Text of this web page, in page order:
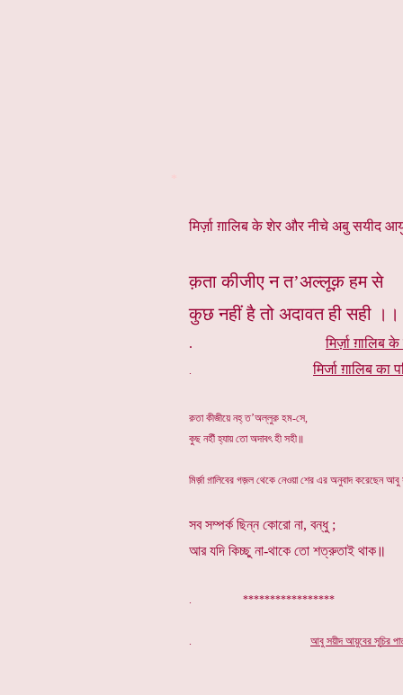
मिर्ज़ा ग़ालिब के शेर और नीचे अबु सयीद
क़ता कीजीए न त’अल्लूक़ हम से
कुछ नहीं है तो अदावत ही सही ।।
.मिर्ज़ा ग़ालिब
. मिर्जा ग़ालिब का
ক়তা কীজীয়ে নহ্ ত’অল্লুক় হম-সে,
কুছ নহীঁ হ্যায় তো অদাবৎ হী সহী॥
মির্জ়া গ়ালিবের গজ়ল থেকে নেওয়া শের এর অনুবাদ করেছেন
সব সম্পর্ক ছিন্ন কোরো না, বন্ধু ;
আর যদি কিচ্ছু না-থাকে তো শত্রুতাই থাক॥
. *****************
. আবু সয়ীদ আয়ুবের সূচির